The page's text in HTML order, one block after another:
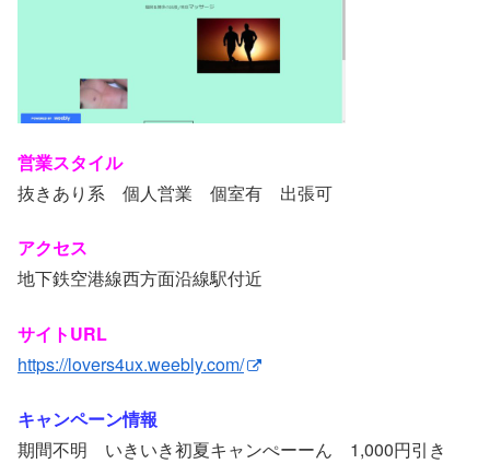
営業スタイル
抜きあり系 個人営業 個室有 出張可
アクセス
地下鉄空港線西方面沿線駅付近
サイトURL
https://lovers4ux.weebly.com/
キャンペーン情報
期間不明 いきいき初夏キャンぺーーん 1,000円引き